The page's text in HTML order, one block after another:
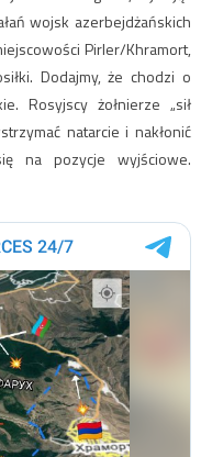
wojsk azerbejdżańskich
Pirler/Khramort,
Dodajmy, że chodzi o
Rosyjscy żołnierze „sił
natarcie i nakłonić
na pozycje wyjściowe.